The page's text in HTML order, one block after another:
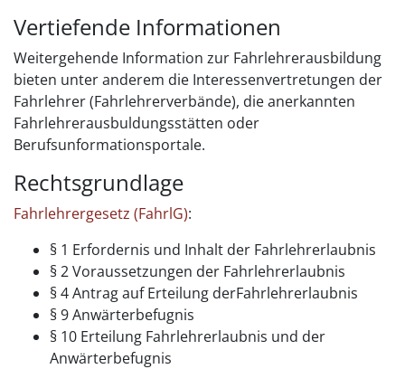
Vertiefende Informationen
Weitergehende Information zur Fahrlehrerausbildung
bieten unter anderem die Interessenvertretungen der
Fahrlehrer (Fahrlehrerverbände), die anerkannten
Fahrlehrerausbuldungsstätten oder
Berufsunformationsportale.
Rechtsgrundlage
Fahrlehrergesetz (FahrlG):
§ 1 Erfordernis und Inhalt der Fahrlehrerlaubnis
§ 2 Voraussetzungen der Fahrlehrerlaubnis
§ 4 Antrag auf Erteilung derFahrlehrerlaubnis
§ 9 Anwärterbefugnis
§ 10 Erteilung Fahrlehrerlaubnis und der
Anwärterbefugnis